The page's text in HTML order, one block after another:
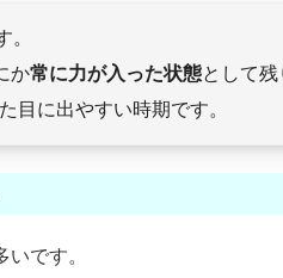
か常に力が入った状態として残
目に出やすい時期です。
です。